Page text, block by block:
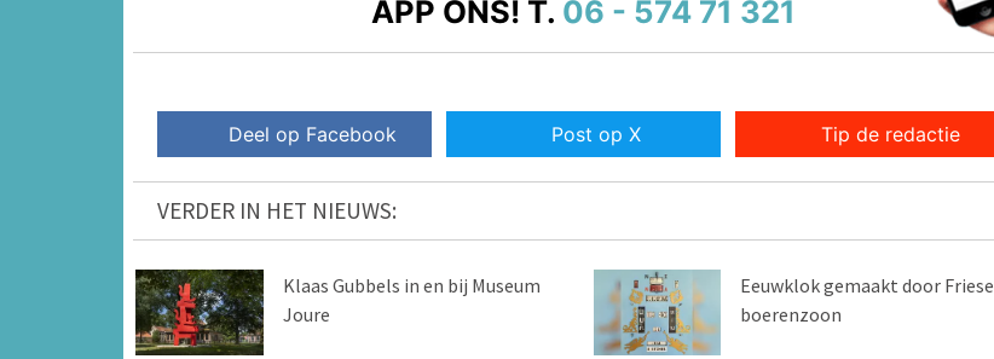
APP ONS! T. 06 - 574 71 321
Deel op Facebook Post op X Tip de redactie
VERDER IN HET NIEUWS:
Klaas Gubbels in en bij Museum
Joure
Eeuwklok gemaakt door Friese
boerenzoon